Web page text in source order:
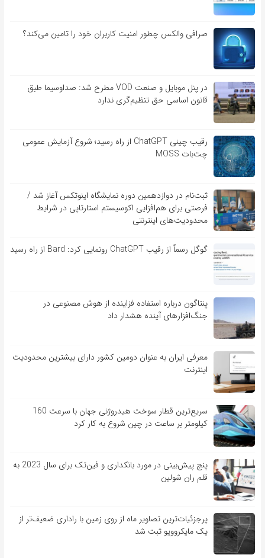
صرافی والکس چطور امنیت کاربران خود را تامین می‌کند؟
در پنل موبایل و صنعت VOD مطرح شد: صداوسیما طبق
قانون اساسی حق تنظیم‌گری ندارد
رقیب چینی ChatGPT از راه رسید؛ شروع آزمایش عمومی
چت‌بات MOSS
ثبت‌نام در دوازدهمین دوره نمایشگاه اینوتکس آغاز شد /
فرصتی برای هم‌افزایی اکوسیستم استارتاپی در شرایط
محدودیت‌های اینترنتی
گوگل رسماً از رقیب ChatGPT رونمایی کرد: Bard از راه رسید
پنتاگون درباره استفاده فزاینده از هوش مصنوعی در
جنگ‌افزارهای آینده هشدار داد
معرفی ایران به عنوان دومین کشور دارای بیشترین محدودیت
اینترنت
سریع‌ترین قطار سوخت هیدروژنی جهان با سرعت 160
کیلومتر بر ساعت در چین شروع به کار کرد
پنج پیش‌بینی در مورد بانکداری و فین‌تک برای سال 2023 به
قلم ران شولین
پرجزئیات‌ترین تصاویر ماه از روی زمین با راداری ضعیف‌تر از
یک مایکروویو ثبت شد